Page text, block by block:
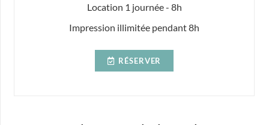
Location 1 journée - 8h
Impression illimitée pendant 8h
RÉSERVER